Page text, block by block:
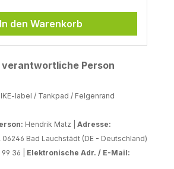
In den Warenkorb
Person
label / Tankpad / Felgenrand
Hendrik Matz | Adresse:
Bad Lauchstädt (DE - Deutschland)
36 | Elektronische Adr. / E-Mail: